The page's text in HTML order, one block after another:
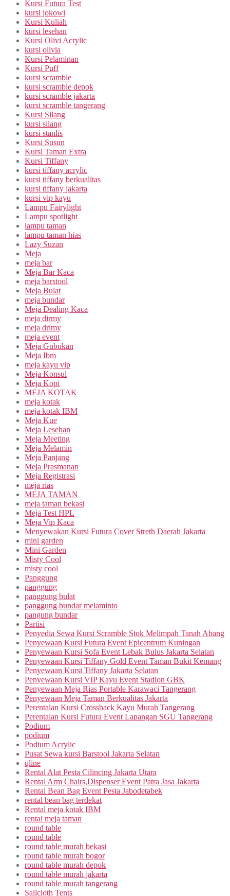
Kursi Futura Test
kursi jokowi
Kursi Kuliah
kursi lesehan
Kursi Olivi Acrylic
kursi olivia
Kursi Pelaminan
Kursi Puff
kursi scramble
kursi scramble depok
kursi scramble jakarta
kursi scramble tangerang
Kursi Silang
kursi silang
kursi stanlis
Kursi Susun
Kursi Taman Extra
Kursi Tiffany
kursi tiffany acrylic
kursi tiffany berkualitas
kursi tiffany jakarta
kursi vip kayu
Lampu Fairylight
Lampu spotlight
lampu taman
lampu taman hias
Lazy Suzan
Meja
meja bar
Meja Bar Kaca
meja barstool
Meja Bulat
meja bundar
Meja Dealing Kaca
meja dirmy
meja drimy
meja event
Meja Gubukan
Meja Ibm
meja kayu vip
Meja Konsul
Meja Kopi
MEJA KOTAK
meja kotak
meja kotak IBM
Meja Kue
Meja Lesehan
Meja Meeting
Meja Melamin
Meja Panjang
Meja Prasmanan
Meja Registrasi
meja rias
MEJA TAMAN
meja taman bekasi
Meja Test HPL
Meja Vip Kaca
Menyewakan Kursi Futura Cover Streth Daerah Jakarta
mini garden
Mini Garden
Misty Cool
misty cool
Panggung
panggung
panggung bulat
panggung bundar melaminto
pangung bundar
Partisi
Penyedia Sewa Kursi Scramble Stok Melimpah Tanah Abang
Penyewaan Kursi Futura Event Epicentrum Kuningan
Penyewaan Kursi Sofa Event Lebak Bulus Jakarta Selatan
Penyewaan Kursi Tiffany Gold Event Taman Bukit Kemang
Penyewaan Kursi Tiffany Jakarta Selatan
Penyewaan Kursi VIP Kayu Event Stadion GBK
Penyewaan Meja Rias Portable Karawaci Tangerang
Penyewaan Meja Taman Berkualitas Jakarta
Perentalan Kursi Crossback Kayu Murah Tangerang
Perentalan Kursi Futura Event Lapangan SGU Tangerang
Podium
podium
Podium Acrylic
Pusat Sewa kursi Barstool Jakarta Selatan
qline
Rental Alat Pesta Cilincing Jakarta Utara
Rental Arm Chairs,Dispenser Event Patra Jasa Jakarta
Rental Bean Bag Event Pesta Jabodetabek
rental bean bag terdekat
Rental meja kotak IBM
rental meja taman
round table
round table
round table murah bekasi
round table murah bogor
round table murah depok
round table murah jakarta
round table murah tangerang
Sailcloth Tents